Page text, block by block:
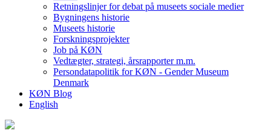
Retningslinjer for debat på museets sociale medier
Bygningens historie
Museets historie
Forskningsprojekter
Job på KØN
Vedtægter, strategi, årsrapporter m.m.
Persondatapolitik for KØN - Gender Museum
Denmark
KØN Blog
English